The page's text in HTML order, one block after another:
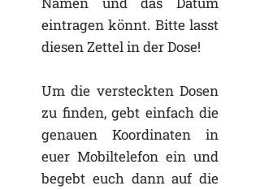
eintragen könnt. Bitte lasst
diesen Zettel in der Dose!
Um die versteckten Dosen
zu finden, gebt einfach die
genauen Koordinaten in
euer Mobiltelefon ein und
begebt euch dann auf die